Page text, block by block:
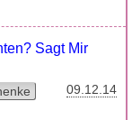
Sagt Mir
09.12.14